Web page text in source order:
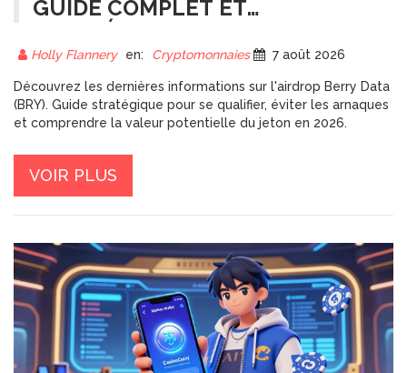
GUIDE COMPLET ET
STRATÉGIES POUR NE RIEN
RATER
Holly Flannery en: Cryptomonnaies 7 août 2026
Découvrez les dernières informations sur l'airdrop Berry Data
(BRY). Guide stratégique pour se qualifier, éviter les arnaques
et comprendre la valeur potentielle du jeton en 2026.
VOIR PLUS